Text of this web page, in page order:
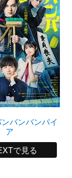
バンバンパイ
ア
で見る